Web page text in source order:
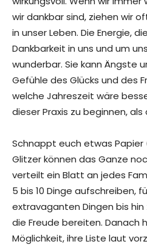
wir dankbar sind, ziehen wir
in unser Leben. Die Energie,
Dankbarkeit in uns und um
wunderbar. Sie kann Ängste
Gefühle des Glücks und des
welche Jahreszeit wäre
dieser Praxis zu beginnen,
Schnappt euch etwas
Glitzer können das Ganze
verteilt ein Blatt an jedes
5 bis 10 Dinge aufschreiben,
extravaganten Dingen bis hin
die Freude bereiten. Danach
Möglichkeit, ihre Liste laut